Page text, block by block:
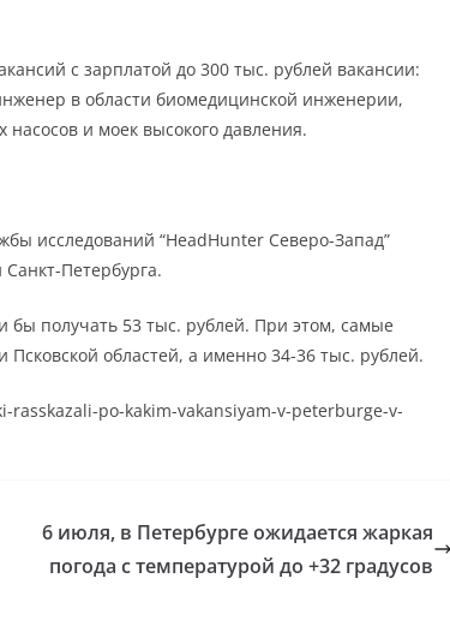
с зарплатой до 300 тыс. рублей вакансии:
в области биомедицинской инженерии,
и моек высокого давления.
исследований “HeadHunter Северо-Запад”
Петербурга.
бы получать 53 тыс. рублей. При этом, самые
областей, а именно 34-36 тыс. рублей.
po-kakim-vakansiyam-v-peterburge-v-
6 июля, в Петербурге ожидается жаркая
погода с температурой до +32 градусов